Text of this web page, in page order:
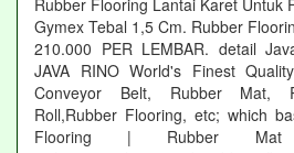
Rubber Flooring Lantai Karet Untuk
Gymex Tebal 1,5 Cm. Rubber
210.000 PER LEMBAR. detail
JAVA RINO World's Finest
Conveyor Belt, Rubber Mat,
Roll,Rubber Flooring, etc; which
Flooring | Rubber Mat